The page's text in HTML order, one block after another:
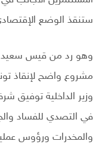
ستنقذ الوضع
وهو رد من قيس
مشروع واضح لإنقاذ
وزير الداخلية توفيق
في التصدي للفساد
والمخدرات ورؤوس